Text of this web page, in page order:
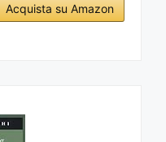
Acquista su Amazon